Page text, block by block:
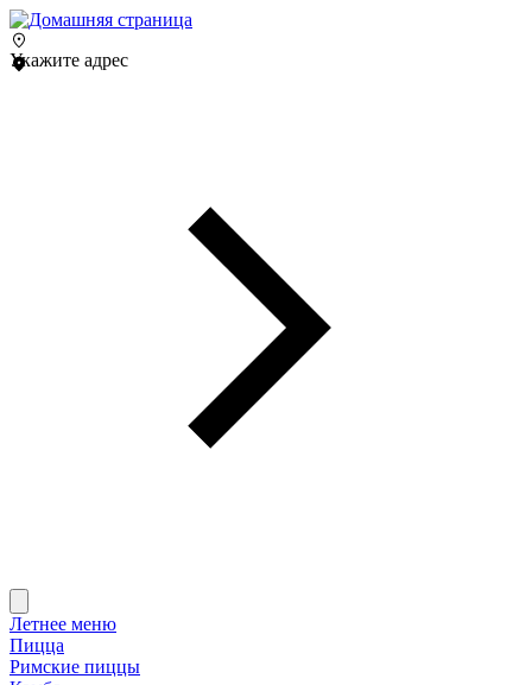
Укажите адрес
Летнее меню
Пицца
Римские пиццы